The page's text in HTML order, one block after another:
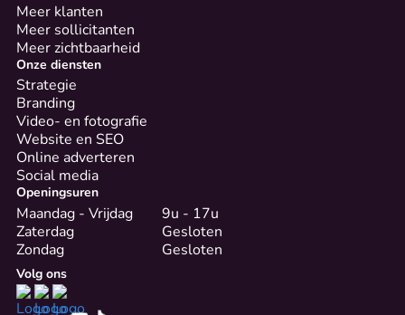
Volg ons
Openingsuren
Maandag - Vrijdag
Zaterdag
Zondag
9u - 17u
Gesloten
Gesloten
Onze diensten
Strategie
Branding
Video- en fotografie
Website en SEO
Online adverteren
Social media
Meer klanten
Meer sollicitanten
Meer zichtbaarheid